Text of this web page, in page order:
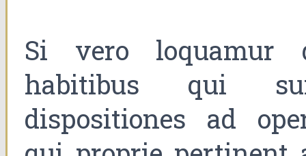
Si vero loquamur
habitibus qui
dispositiones ad